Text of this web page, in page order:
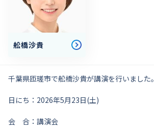
舩橋沙貴
千葉県匝瑳市で舩橋沙貴が講演を行いました。
日にち：2026年5月23日(土)
会 合：講演会